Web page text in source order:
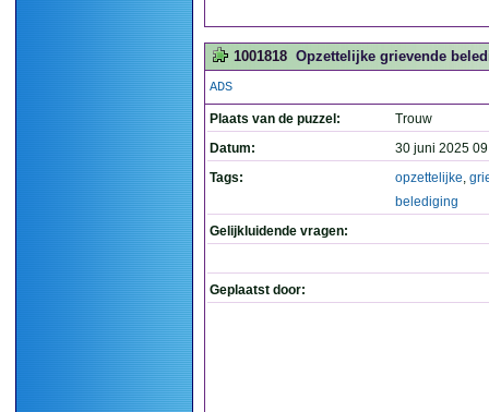
1001818 Opzettelijke grievende
ADS
Plaats van de puzzel:
Trouw
Datum:
30 juni 2025
Tags:
opzettelijke,
belediging
Gelijkluidende vragen:
Geplaatst door: